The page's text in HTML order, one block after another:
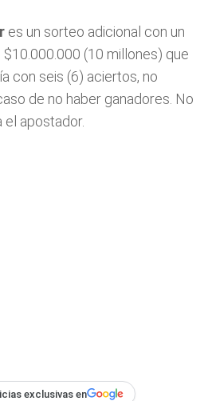
es un sorteo adicional con un
(10 millones) que
con seis (6) aciertos, no
de no haber ganadores. No
apostador.
exclusivas en